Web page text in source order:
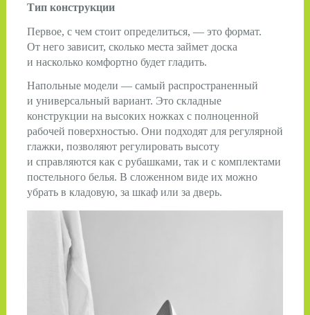
Тип конструкции
Первое, с чем стоит определиться, — это формат.
От него зависит, сколько места займет доска
и насколько комфортно будет гладить.
Напольные модели — самый распространенный
и универсальный вариант. Это складные
конструкции на высоких ножках с полноценной
рабочей поверхностью. Они подходят для регулярной
глажки, позволяют регулировать высоту
и справляются как с рубашками, так и с комплектами
постельного белья. В сложенном виде их можно
убрать в кладовую, за шкаф или за дверь.